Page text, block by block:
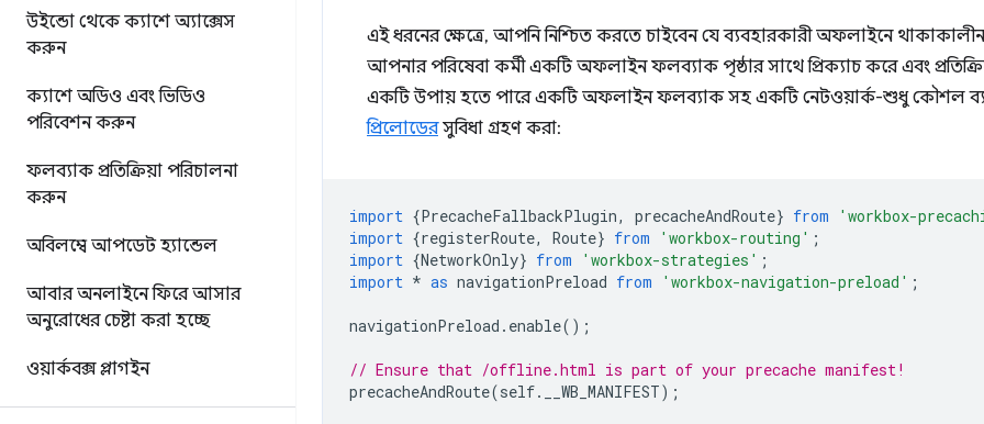
উইন্ডো থেকে ক্যাশে অ্যাক্সেস
করুন
ক্যাশে অডিও এবং ভিডিও
পরিবেশন করুন
ফলব্যাক প্রতিক্রিয়া পরিচালনা
করুন
অবিলম্বে আপডেট হ্যান্ডেল
আবার অনলাইনে ফিরে আসার
অনুরোধের চেষ্টা করা হচ্ছে
ওয়ার্কবক্স প্লাগইন
এই ধরনের ক্ষেত্রে, আপনি নিশ্চিত করতে চাইবেন যে ব্যবহারকারী অফলাইনে
আপনার পরিষেবা কর্মী একটি অফলাইন ফলব্যাক পৃষ্ঠার সাথে প্রিক্যাচ করে এবং
একটি উপায় হতে পারে একটি অফলাইন ফলব্যাক সহ একটি নেটওয়ার্ক-শুধু কৌশল
প্রিলোডেরসুবিধা গ্রহণ করা:
import {PrecacheFallbackPlugin, precacheAndRoute} from 'workbox-
import {registerRoute, Route} from 'workbox-routing' ;
import {NetworkOnly} from 'workbox-strategies' ;
import * as navigationPreload from 'workbox-navigation-preload' ;
navigationPreload . enable();
// Ensure that /offline.html is part of your precache manifest!
precacheAndRoute(self. __WB_MANIFEST);